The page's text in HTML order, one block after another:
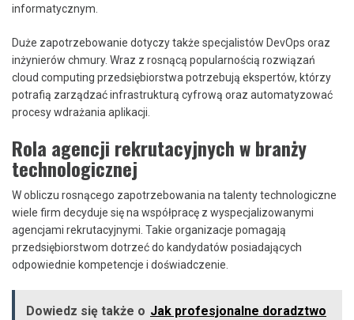
informatycznym.
Duże zapotrzebowanie dotyczy także specjalistów DevOps oraz
inżynierów chmury. Wraz z rosnącą popularnością rozwiązań
cloud computing przedsiębiorstwa potrzebują ekspertów, którzy
potrafią zarządzać infrastrukturą cyfrową oraz automatyzować
procesy wdrażania aplikacji.
Rola agencji rekrutacyjnych w branży
technologicznej
W obliczu rosnącego zapotrzebowania na talenty technologiczne
wiele firm decyduje się na współpracę z wyspecjalizowanymi
agencjami rekrutacyjnymi. Takie organizacje pomagają
przedsiębiorstwom dotrzeć do kandydatów posiadających
odpowiednie kompetencje i doświadczenie.
Dowiedz się także o Jak profesjonalne doradztwo